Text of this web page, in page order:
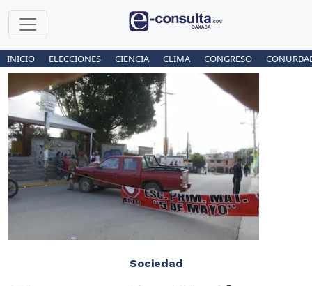
INICIO ELECCIONES CIENCIA CLIMA CONGRESO
Sociedad